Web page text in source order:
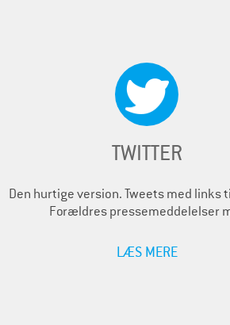
TWITTER
Den hurtige version. Tweets med links
Forældres pressemeddelelser
LÆS MERE